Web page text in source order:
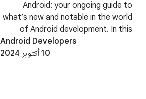
Android: your ongoing guide to
what’s new and notable in the world
of Android development. In this
episode, we’ll cover Android 15 is
released in AOSP, RCS support on
Android Developers
10 أكتوبر 2024